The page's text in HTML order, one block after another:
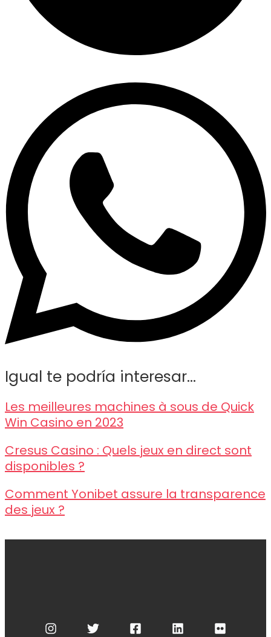
Igual te podría interesar...
Les meilleures machines à sous de Quick
Win Casino en 2023
Cresus Casino : Quels jeux en direct sont
disponibles ?
Comment Yonibet assure la transparence
des jeux ?